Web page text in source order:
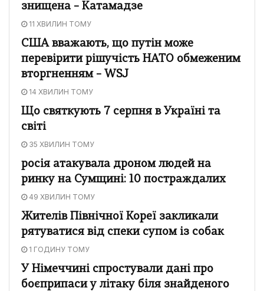
знищена – Катамадзе
11 ХВИЛИН ТОМУ
США вважають, що путін може
перевірити рішучість НАТО обмеженим
вторгненням – WSJ
14 ХВИЛИН ТОМУ
Що святкують 7 серпня в Україні та
світі
35 ХВИЛИН ТОМУ
росія атакувала дроном людей на
ринку на Сумщині: 10 постраждалих
49 ХВИЛИН ТОМУ
Жителів Північної Кореї закликали
рятуватися від спеки супом із собак
1 ГОДИНУ ТОМУ
У Німеччині спростували дані про
боєприпаси у літаку біля знайденого